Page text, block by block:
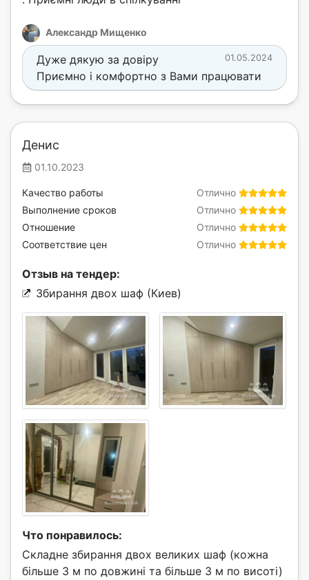
Александр Мищенко
01.05.2024
Дуже дякую за довіру
Приємно і комфортно з Вами працювати
Денис
01.10.2023
Отлично
Качество работы
Отлично
Выполнение сроков
Отлично
Отношение
Отлично
Соответствие цен
Отзыв на тендер:
Збирання двох шаф (Киев)
Что понравилось:
Складне збирання двох великих шаф (кожна
більше 3 м по довжині та більше 3 м по висоті)